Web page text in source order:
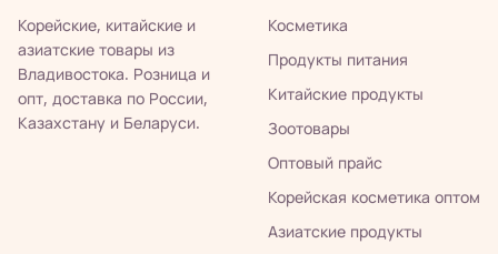
Корейские, китайские и
азиатские товары из
Владивостока. Розница и
опт, доставка по России,
Казахстану и Беларуси.
Косметика
Продукты питания
Китайские продукты
Зоотовары
Оптовый прайс
Корейская косметика оптом
Азиатские продукты